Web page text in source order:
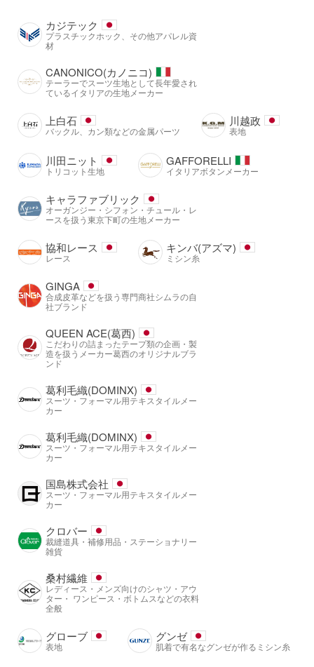
カジテック
プラスチックホック、その他アパレル資
材
CANONICO(カノニコ)
テーラーでスーツ生地として長年愛され
ているイタリアの生地メーカー
上白石
バックル、カン類などの金属パーツ
川越政
表地
川田ニット
トリコット生地
GAFFORELLI
イタリアボタンメーカー
キャラファブリック
オーガンジー・シフォン・チュール・レ
ースを扱う東京下町の生地メーカー
協和レース
レース
キンバ(アズマ)
ミシン糸
GINGA
合成皮革などを扱う専門商社シムラの自
社ブランド
QUEEN ACE(葛西)
こだわりの詰まったテープ類の企画・製
造を扱うメーカー葛西のオリジナルブラ
ンド
葛利毛織(DOMINX)
スーツ・フォーマル用テキスタイルメー
カー
葛利毛織(DOMINX)
スーツ・フォーマル用テキスタイルメー
カー
国島株式会社
スーツ・フォーマル用テキスタイルメー
カー
クロバー
裁縫道具・補修用品・ステーショナリー
雑貨
桑村繊維
レディース・メンズ向けのシャツ・アウ
ター・ ワンピース・ボトムスなどの衣料
全般
グローブ
表地
グンゼ
肌着で有名なグンゼが作るミシン糸